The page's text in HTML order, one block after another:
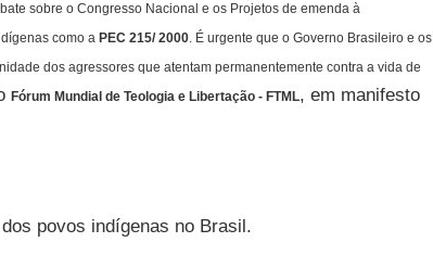
sobre o Congresso Nacional e os Projetos de emenda à
como a PEC 215/ 2000. É urgente que o Governo Brasileiro e os
dos agressores que atentam permanentemente contra a vida de
Fórum Mundial de Teologia e Libertação - FTML, em manifesto
povos indígenas no Brasil.